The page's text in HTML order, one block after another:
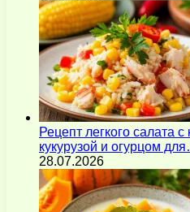
Рецепт легкого салата
кукурузой и огурцом
28.07.2026